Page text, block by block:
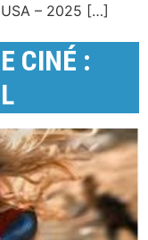
– 2025 […]
CINÉ :